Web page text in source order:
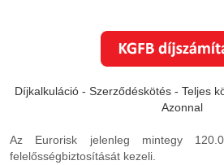
Díjkalkuláció - Szerződéskötés - Teljes
Azonnal
Az Eurorisk jelenleg mintegy
felelősségbiztosítását kezeli.